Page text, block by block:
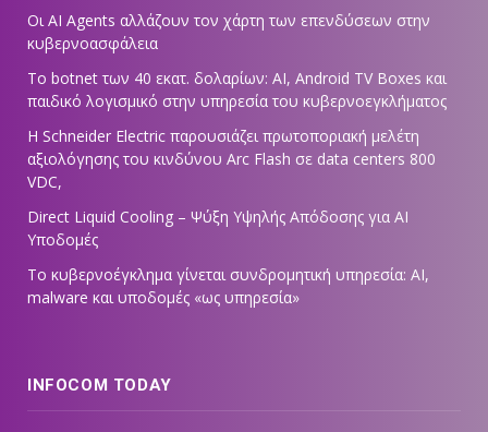
Οι AI Agents αλλάζουν τον χάρτη των επενδύσεων στην
κυβερνοασφάλεια
Το botnet των 40 εκατ. δολαρίων: AI, Android TV Boxes και
παιδικό λογισμικό στην υπηρεσία του κυβερνοεγκλήματος
Η Schneider Electric παρουσιάζει πρωτοποριακή μελέτη
αξιολόγησης του κινδύνου Arc Flash σε data centers 800
VDC,
Direct Liquid Cooling – Ψύξη Υψηλής Απόδοσης για AI
Υποδομές
Το κυβερνοέγκλημα γίνεται συνδρομητική υπηρεσία: AI,
malware και υποδομές «ως υπηρεσία»
INFOCOM TODAY